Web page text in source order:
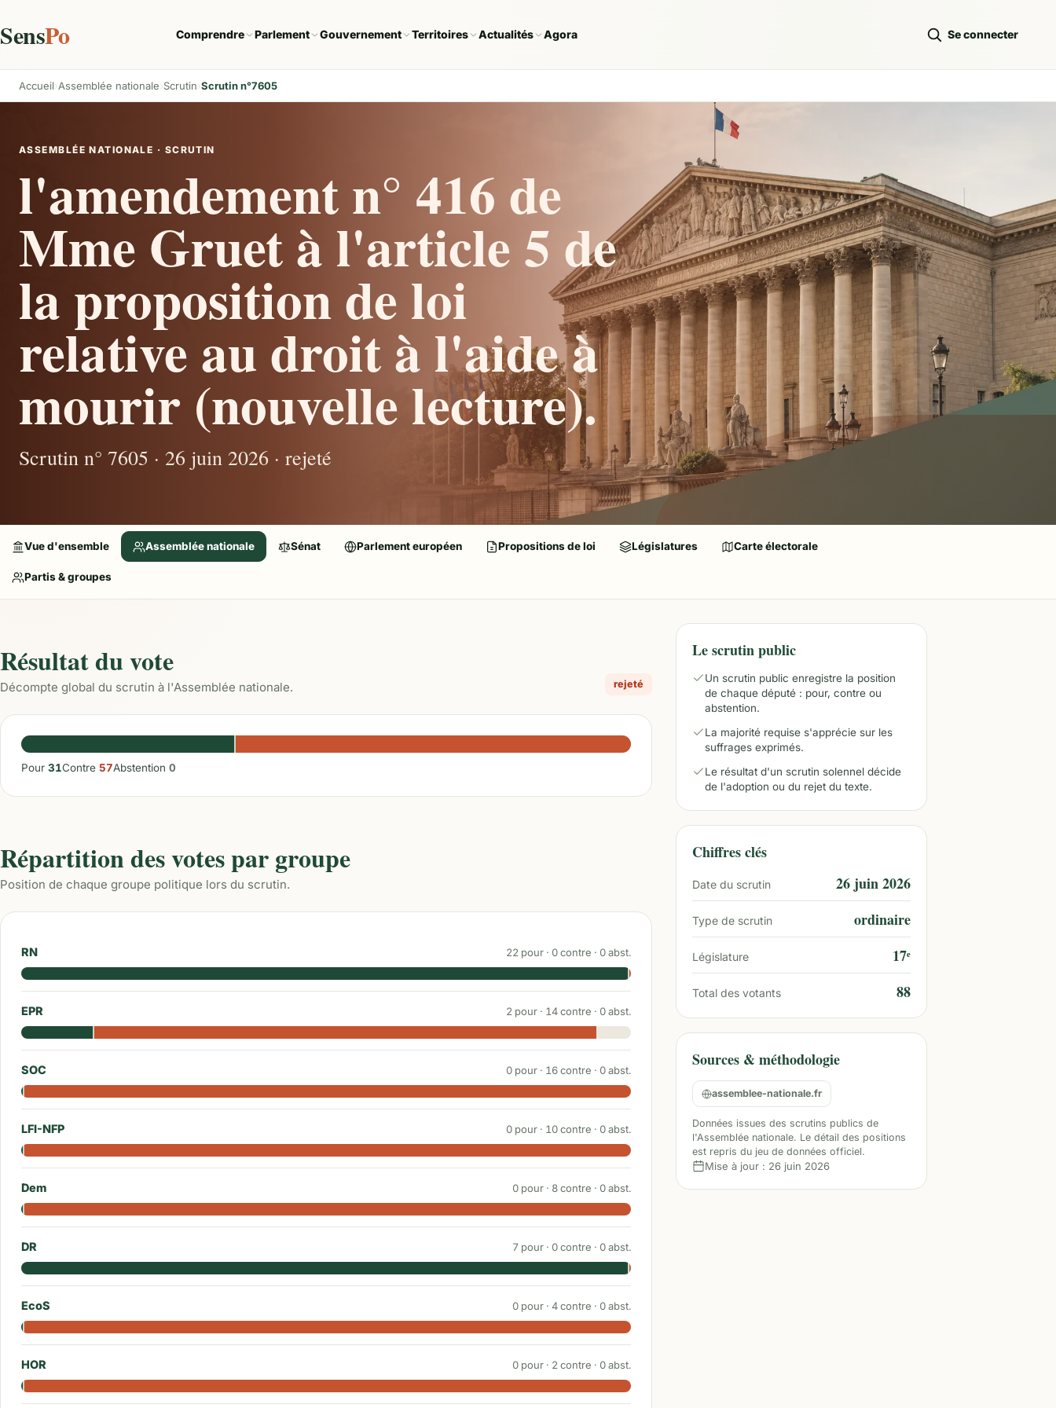
SensPo Comprendre Parlement Gouvernement Territoires Actualités Agora Se connecter
Accueil Assemblée nationale Scrutin Scrutin n°7605
ASSEMBLÉE NATIONALE · SCRUTIN
l'amendement n° 416 de
Mme Gruet à l'article 5 de
la proposition de loi
relative au droit à l'aide à
mourir (nouvelle lecture).
Scrutin n° 7605 · 26 juin 2026 · rejeté
Vue d'ensemble Assemblée nationale Sénat Parlement européen Propositions de loi Législatures Carte électorale
Partis & groupes
Résultat du vote
Décompte global du scrutin à l'Assemblée nationale. rejeté
Pour 31Contre 57Abstention 0
Répartition des votes par groupe
Position de chaque groupe politique lors du scrutin.
RN 22 pour · 0contre · 0abst.
EPR 2 pour · 14contre · 0abst.
SOC 0 pour · 16contre · 0abst.
LFI-NFP 0 pour · 10contre · 0abst.
Dem 0 pour · 8contre · 0abst.
DR 7 pour · 0contre · 0abst.
EcoS 0 pour · 4contre · 0abst.
HOR 0 pour · 2 contre · 0abst.
Le scrutin public
Un scrutin public enregistre la position
de chaque député : pour, contre ou
abstention.
La majorité requise s'apprécie sur les
suffrages exprimés.
Le résultat d'un scrutin solennel décide
de l'adoption ou du rejet du texte.
Chiffres clés
Date du scrutin 26 juin 2026
Type de scrutin ordinaire
Législature 17ᵉ
Total des votants 88
Sources & méthodologie
assemblee-nationale.fr
Données issues des scrutins publics de
l'Assemblée nationale. Le détail des positions
est repris du jeu de données officiel.
Mise à jour : 26 juin 2026